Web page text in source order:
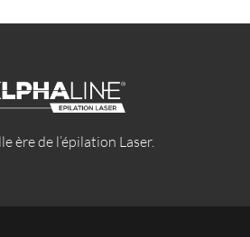
ère de l’épilation Laser.